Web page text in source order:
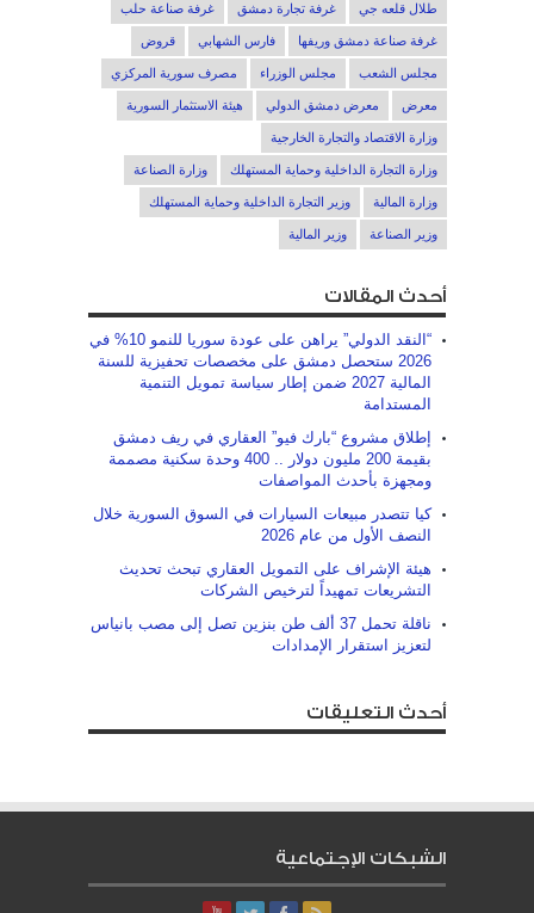
طلال قلعه جي غرفة تجارة دمشق غرفة صناعة حلب
غرفة صناعة دمشق وريفها فارس الشهابي قروض
مجلس الشعب مجلس الوزراء مصرف سورية المركزي
معرض معرض دمشق الدولي هيئة الاستثمار السورية
وزارة الاقتصاد والتجارة الخارجية
وزارة التجارة الداخلية وحماية المستهلك وزارة الصناعة
وزارة المالية وزير التجارة الداخلية وحماية المستهلك
وزير الصناعة وزير المالية
أحدث المقالات
“النقد الدولي” يراهن على عودة سوريا للنمو 10% في
2026 ستحصل دمشق على مخصصات تحفيزية للسنة
المالية 2027 ضمن إطار سياسة تمويل التنمية
المستدامة
إطلاق مشروع “بارك فيو” العقاري في ريف دمشق
بقيمة 200 مليون دولار .. 400 وحدة سكنية مصممة
ومجهزة بأحدث المواصفات
كيا تتصدر مبيعات السيارات في السوق السورية خلال
النصف الأول من عام 2026
هيئة الإشراف على التمويل العقاري تبحث تحديث
التشريعات تمهيداً لترخيص الشركات
ناقلة تحمل 37 ألف طن بنزين تصل إلى مصب بانياس
لتعزيز استقرار الإمدادات
أحدث التعليقات
الشبكات الإجتماعية